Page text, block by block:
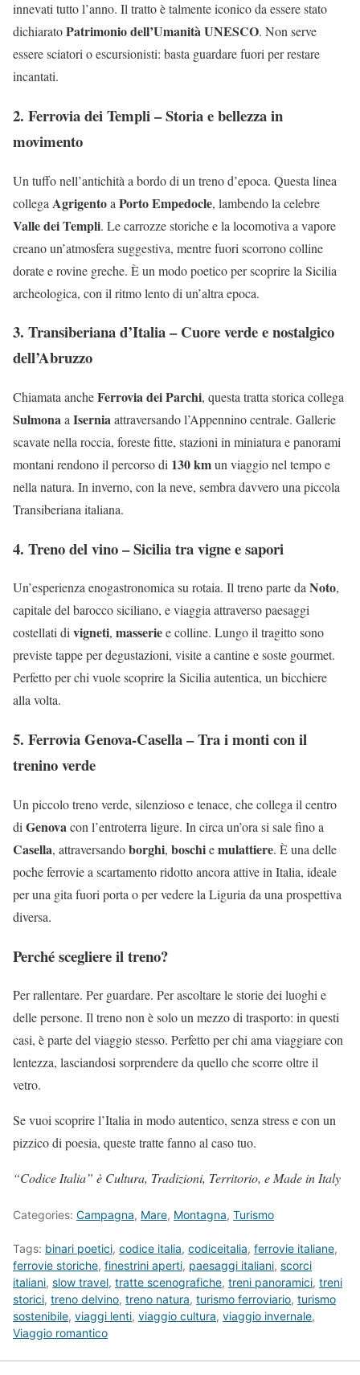
innevati tutto l’anno. Il tratto è talmente iconico da essere stato
dichiaratoPatrimonio dell’Umanità UNESCO. Non serve
essere sciatori o escursionisti: basta guardare fuori per restare
incantati.
2. Ferrovia dei Templi – Storia e bellezza in
movimento
Un tuffo nell’antichità a bordo di un treno d’epoca. Questa linea
collega Agrigentoa Porto Empedocle, lambendo la celebre
Valle dei Templi. Le carrozze storiche e la locomotiva a vapore
creano un’atmosfera suggestiva, mentre fuori scorrono colline
dorate e rovine greche. È un modo poetico per scoprire la Sicilia
archeologica, con il ritmo lento di un’altra epoca.
3. Transiberiana d’Italia – Cuore verde e nostalgico
dell’Abruzzo
Chiamata ancheFerrovia dei Parchi, questa tratta storica collega
Sulmonaa Iserniaattraversando l’Appennino centrale. Gallerie
scavate nella roccia, foreste fitte, stazioni in miniatura e panorami
montani rendono il percorso di 130 kmun viaggio nel tempo e
nella natura. In inverno, con la neve, sembra davvero una piccola
Transiberiana italiana.
4. Treno del vino – Sicilia tra vigne e sapori
Un’esperienza enogastronomica su rotaia. Il treno parte daNoto,
capitale del barocco siciliano, e viaggia attraverso paesaggi
costellati divigneti, masseriee colline. Lungo il tragitto sono
previste tappe per degustazioni, visite a cantine e soste gourmet.
Perfetto per chi vuole scoprire la Sicilia autentica, un bicchiere
alla volta.
5. Ferrovia Genova-Casella – Tra i monti con il
trenino verde
Un piccolo treno verde, silenzioso e tenace, che collega il centro
di Genovacon l’entroterra ligure. In circa un’ora si sale fino a
Casella, attraversandoborghi, boschiemulattiere. È una delle
poche ferrovie a scartamento ridotto ancora attive in Italia, ideale
per una gita fuori porta o per vedere la Liguria da una prospettiva
diversa.
Perché scegliere il treno?
Per rallentare. Per guardare. Per ascoltare le storie dei luoghi e
delle persone. Il treno non è solo un mezzo di trasporto: in questi
casi, è parte del viaggio stesso. Perfetto per chi ama viaggiare con
lentezza, lasciandosi sorprendere da quello che scorre oltre il
vetro.
Se vuoi scoprire l’Italia in modo autentico, senza stress e con un
pizzico di poesia, queste tratte fanno al caso tuo.
“Codice Italia” è Cultura, Tradizioni, Territorio, e Made in Italy
Categories: Campagna, Mare, Montagna, Turismo
Tags: binari poetici, codice italia, codiceitalia, ferrovie italiane,
ferrovie storiche, finestrini aperti, paesaggi italiani, scorci
italiani, slow travel, tratte scenografiche, treni panoramici, treni
storici, treno delvino, treno natura, turismo ferroviario, turismo
sostenibile, viaggi lenti, viaggio cultura, viaggio invernale,
Viaggio romantico